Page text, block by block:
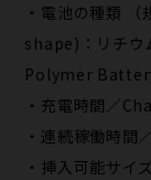
・電池の種類
shape)：リチ
Polymer
・充電時間／
・連続稼働時間
・挿入可能サ